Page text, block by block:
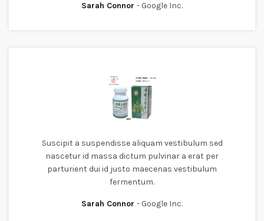
Sarah Connor Google Inc.
Suscipit a suspendisse aliquam vestibulum sed
nascetur id massa dictum pulvinar a erat per
parturient dui id justo maecenas vestibulum
fermentum.
Sarah Connor Google Inc.